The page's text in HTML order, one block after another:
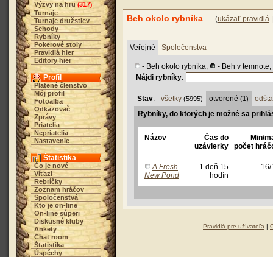
Výzvy na hru (317)
Turnaje
Turnaje družstiev
Schody
Rybníky
Pokerové stoly
Pravidlá hier
Editory hier
Profil
Platené členstvo
Môj profil
Fotoalba
Odkazovač
Zprávy
Priatelia
Nepriatelia
Nastavenie
Štatistika
Čo je nové
Víťazi
Rebríčky
Zoznam hráčov
Spoločenstvá
Kto je on-line
On-line súperi
Diskusné kluby
Ankety
Chat room
Štatistika
Úspěchy
Beh okolo rybníka (ukázať pravidlá
Veřejné Společenstva
- Beh okolo rybníka,
- Beh v temnote,
Nájdi rybníky:
Stav: všetky (5995) otvorené (1)
Rybníky, do ktorých je možné sa
Názov
Čas do
uzávierky
Min/
počet
A Fresh
New Pond
1 deň 15
hodín
16/
Pravidlá pre užívateľa |